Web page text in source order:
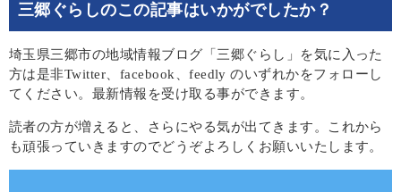
三郷ぐらしのこの記事はいかがでしたか？
埼玉県三郷市の地域情報ブログ「三郷ぐらし」を気に入った
方は是非Twitter、facebook、feedly のいずれかをフォローし
てください。最新情報を受け取る事ができます。
読者の方が増えると、さらにやる気が出てきます。これから
も頑張っていきますのでどうぞよろしくお願いいたします。